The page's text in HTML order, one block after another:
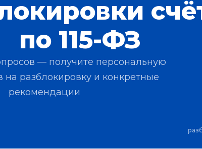
по 115-ФЗ
— получите персональную
на разблокировку и конкретные
рекомендации